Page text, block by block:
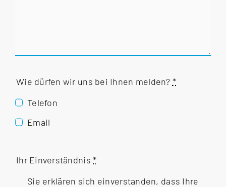
Wie dürfen wir uns bei Ihnen melden? *
Telefon
Email
Ihr Einverständnis*
Sie erklären sich einverstanden, dass Ihre